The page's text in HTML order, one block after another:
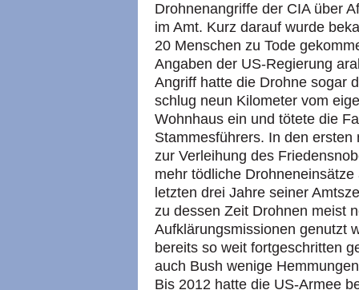
Drohnenangriffe der CIA über
im Amt. Kurz darauf wurde
20 Menschen zu Tode
Angaben der US-Regierung
Angriff hatte die Drohne sogar
schlug neun Kilometer vom
Wohnhaus ein und tötete die
Stammesführers. In den
zur Verleihung des
mehr tödliche
letzten drei Jahre seiner
zu dessen Zeit Drohnen meist
Aufklärungsmissionen genutzt
bereits so weit fortgeschritten
auch Bush wenige
Bis 2012 hatte die US-Armee